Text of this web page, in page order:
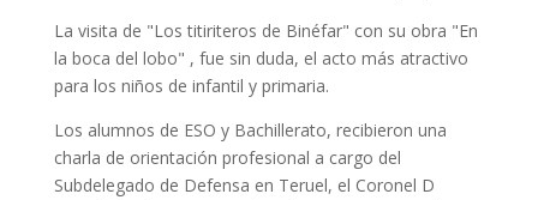
La visita de "Los titiriteros de Binéfar" con su obra "En
la boca del lobo" , fue sin duda, el acto más atractivo
para los niños de infantil y primaria.
Los alumnos de ESO y Bachillerato, recibieron una
charla de orientación profesional a cargo del
Subdelegado de Defensa en Teruel, el Coronel D